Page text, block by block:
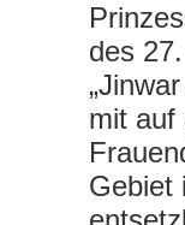
des
mit auf
Gebiet